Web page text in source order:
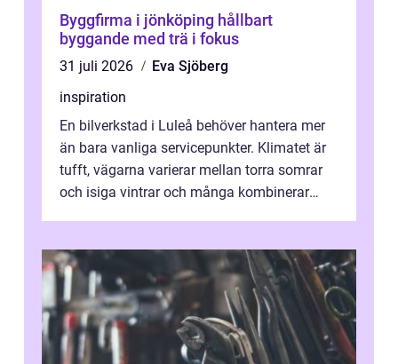
Byggfirma i jönköping hållbart
byggande med trä i fokus
31 juli 2026
Eva Sjöberg
inspiration
En bilverkstad i Luleå behöver hantera mer
än bara vanliga servicepunkter. Klimatet är
tufft, vägarna varierar mellan torra somrar
och isiga vintrar och många kombinerar